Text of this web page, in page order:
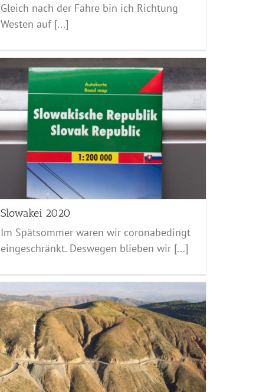
Gleich nach der Fähre bin ich Richtung
Westen auf [...]
Slowakei 2020
Im Spätsommer waren wir coronabedingt
eingeschränkt. Deswegen blieben wir [...]